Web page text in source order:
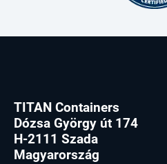
TITAN Containers
Dózsa György út 174
H-2111 Szada
Magyarország